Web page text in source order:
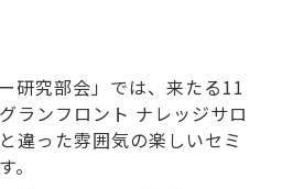
研究部会」では、来たる11
ランフロント ナレッジサロ
違った雰囲気の楽しいセミ
。